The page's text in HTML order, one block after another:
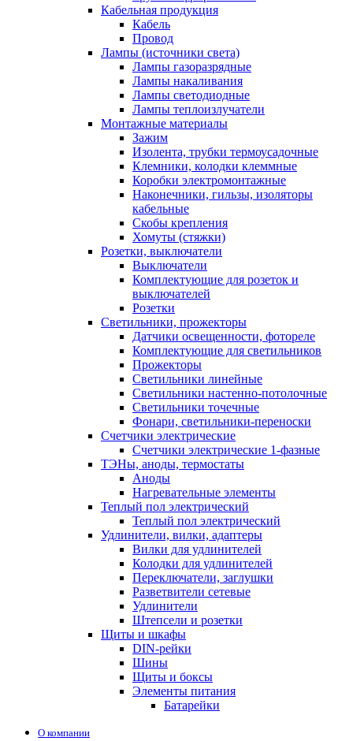
Кабельная продукция
Кабель
Провод
Лампы (источники света)
Лампы газоразрядные
Лампы накаливания
Лампы светодиодные
Лампы теплоизлучатели
Монтажные материалы
Зажим
Изолента, трубки термоусадочные
Клемники, колодки клеммные
Коробки электромонтажные
Наконечники, гильзы, изоляторы
кабельные
Скобы крепления
Хомуты (стяжки)
Розетки, выключатели
Выключатели
Комплектующие для розеток и
выключателей
Розетки
Светильники, прожекторы
Датчики освещенности, фотореле
Комплектующие для светильников
Прожекторы
Светильники линейные
Светильники настенно-потолочные
Светильники точечные
Фонари, светильники-переноски
Счетчики электрические
Счетчики электрические 1-фазные
ТЭНы, аноды, термостаты
Аноды
Нагревательные элементы
Теплый пол электрический
Теплый пол электрический
Удлинители, вилки, адаптеры
Вилки для удлинителей
Колодки для удлинителей
Переключатели, заглушки
Разветвители сетевые
Удлинители
Штепсели и розетки
Щиты и шкафы
DIN-рейки
Шины
Щиты и боксы
Элементы питания
Батарейки
О компании